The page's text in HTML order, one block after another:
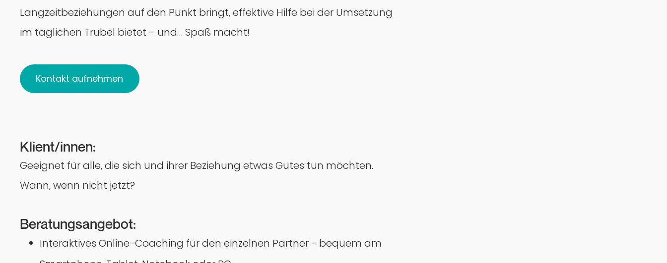
Langzeitbeziehungen auf den Punkt bringt, effektive Hilfe bei der Umsetzung
im täglichen Trubel bietet – und… Spaß macht!
Kontakt aufnehmen
Klient/innen:
Geeignet für alle, die sich und ihrer Beziehung etwas Gutes tun möchten.
Wann, wenn nicht jetzt?
Beratungsangebot:
Interaktives Online-Coaching für den einzelnen Partner - bequem am